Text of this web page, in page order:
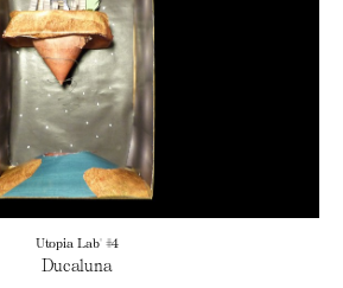
Utopia Lab' #4
Ducaluna